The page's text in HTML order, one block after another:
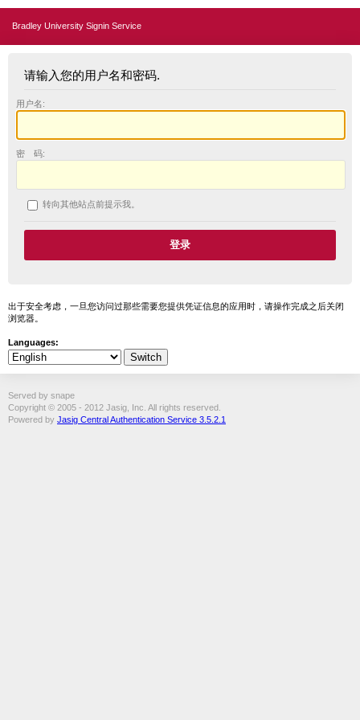
Bradley University Signin Service
请输入您的用户名和密码.
用户名:
密 码:
转向其他站点前提示我。
出于安全考虑，一旦您访问过那些需要您提供凭证信息的应用时，请操作完成之后关闭
浏览器。
Languages:
Served by snape
Copyright © 2005 - 2012 Jasig, Inc. All rights reserved.
Powered by Jasig Central Authentication Service 3.5.2.1